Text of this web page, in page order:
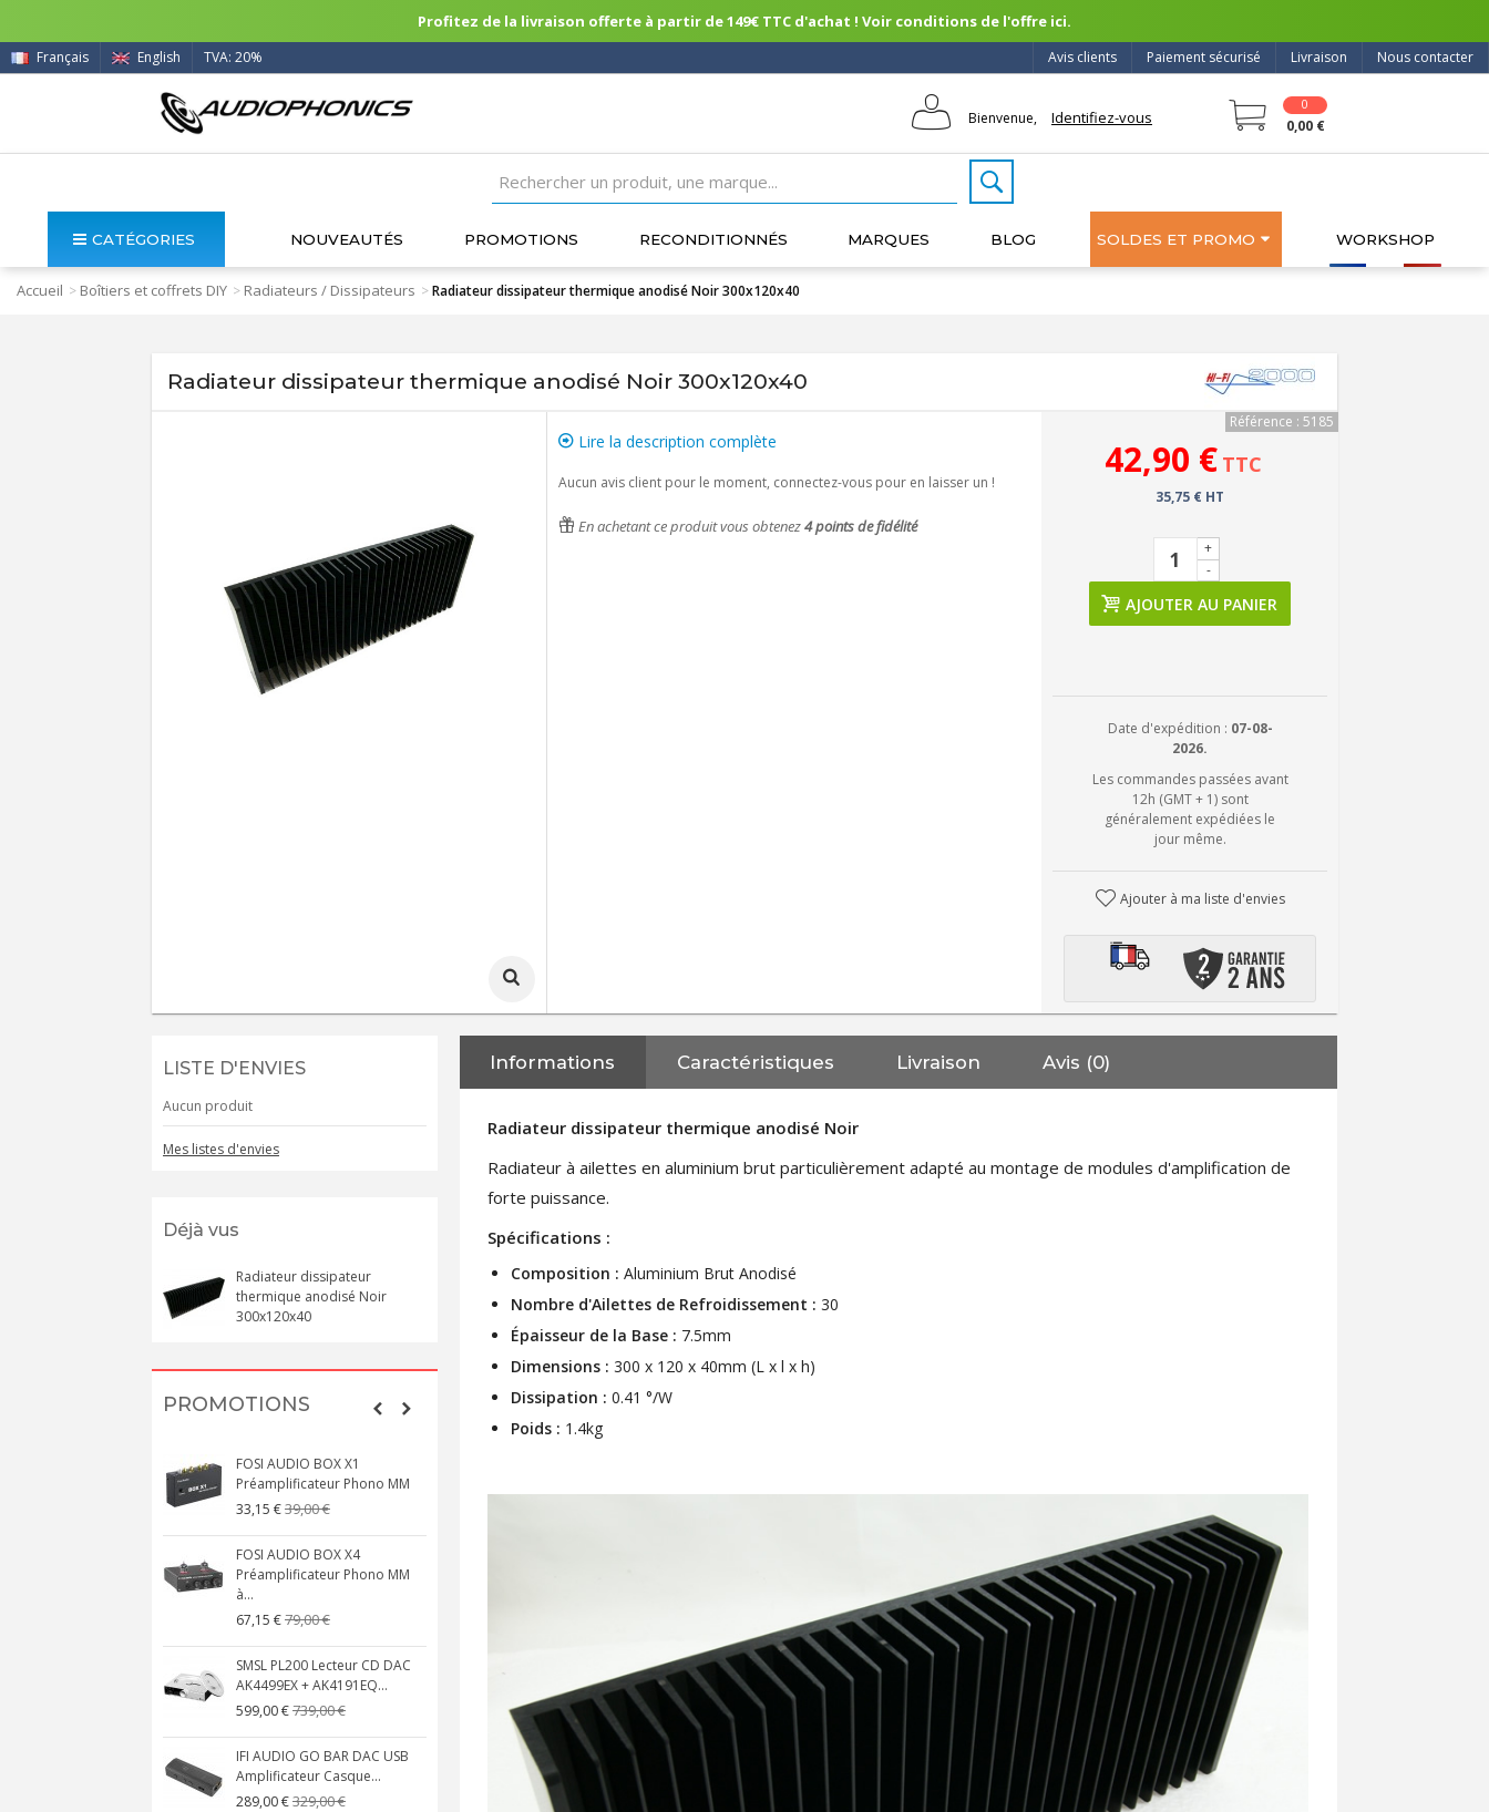
Profitez de la livraison offerte à partir de 149€ TTC d'achat ! Voir conditions de l'offre ici.
Nous contacter
Livraison
Paiement sécurisé
Avis clients
Français English TVA: 20%
Bienvenue, Identifiez-vous
0
0,00 €
CATÉGORIES NOUVEAUTÉS PROMOTIONS RECONDITIONNÉS MARQUES BLOG SOLDES ET PROMO WORKSHOP
Accueil > Boîtiers et coffrets DIY > Radiateurs / Dissipateurs >Radiateur dissipateur thermique anodisé Noir 300x120x40
Radiateur dissipateur thermique anodisé Noir 300x120x40
Lire la description complète
Aucun avis client pour le moment, connectez-vous pour en laisser un !
En achetant ce produit vous obtenez4points de fidélité
Référence : 5185
42,90 € TTC
35,75 € HT
-
+
AJOUTER AU PANIER
Date d'expédition : 07-08-
2026.
Les commandes passées avant
12h (GMT + 1) sont
généralement expédiées le
jour même.
Ajouter à ma liste d'envies
LISTE D'ENVIES
Aucun produit
Mes listes d'envies
Déjà vus
Radiateur dissipateur
thermique anodisé Noir
300x120x40
PROMOTIONS
FOSI AUDIO BOX X1
Préamplificateur Phono MM
33,15 €39,00 €
FOSI AUDIO BOX X4
Préamplificateur Phono MM
à...
67,15 €79,00 €
SMSL PL200 Lecteur CD DAC
AK4499EX + AK4191EQ...
599,00 €739,00 €
IFI AUDIO GO BAR DAC USB
Amplificateur Casque...
289,00 €329,00 €
Amplificateur Intégré...
579,00 €649,00 €
FOSI AUDIO CA30
Amplificateur 4 Voies pour...
135,99 €
159,99 €
Informations Caractéristiques Livraison Avis (0)
Radiateur dissipateur thermique anodisé Noir
Radiateur à ailettes en aluminium brut particulièrement adapté au montage de modules d'amplification de
forte puissance.
Spécifications :
Composition :Aluminium Brut Anodisé
Nombre d'Ailettes de Refroidissement :30
Épaisseur de la Base : 7.5mm
Dimensions :300 x 120 x 40mm (L x l x h)
Dissipation :0.41 °/W
Poids : 1.4kg